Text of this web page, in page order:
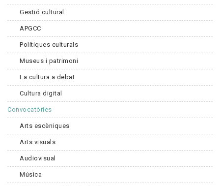
Gestió cultural
APGCC
Polítiques culturals
Museus i patrimoni
La cultura a debat
Cultura digital
Convocatòries
Arts escèniques
Arts visuals
Audiovisual
Música